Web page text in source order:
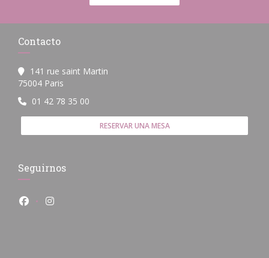
Contacto
141 rue saint Martin
75004 Paris
01 42 78 35 00
RESERVAR UNA MESA
Seguirnos
Facebook ((abre en una nueva ventana))
Instagram ((abre en una nueva ventana))